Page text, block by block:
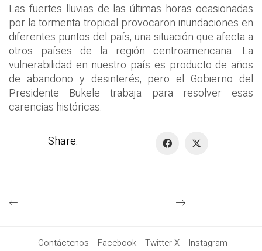
Las fuertes lluvias de las últimas horas ocasionadas
por la tormenta tropical provocaron inundaciones en
diferentes puntos del país, una situación que afecta a
otros países de la región centroamericana. La
vulnerabilidad en nuestro país es producto de años
de abandono y desinterés, pero el Gobierno del
Presidente Bukele trabaja para resolver esas
carencias históricas.
Share:
Contáctenos Facebook Twitter X Instagram